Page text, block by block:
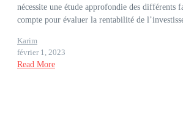
nécessite une étude approfondie des différents
compte pour évaluer la rentabilité de
Karim
février 1, 2023
Read More